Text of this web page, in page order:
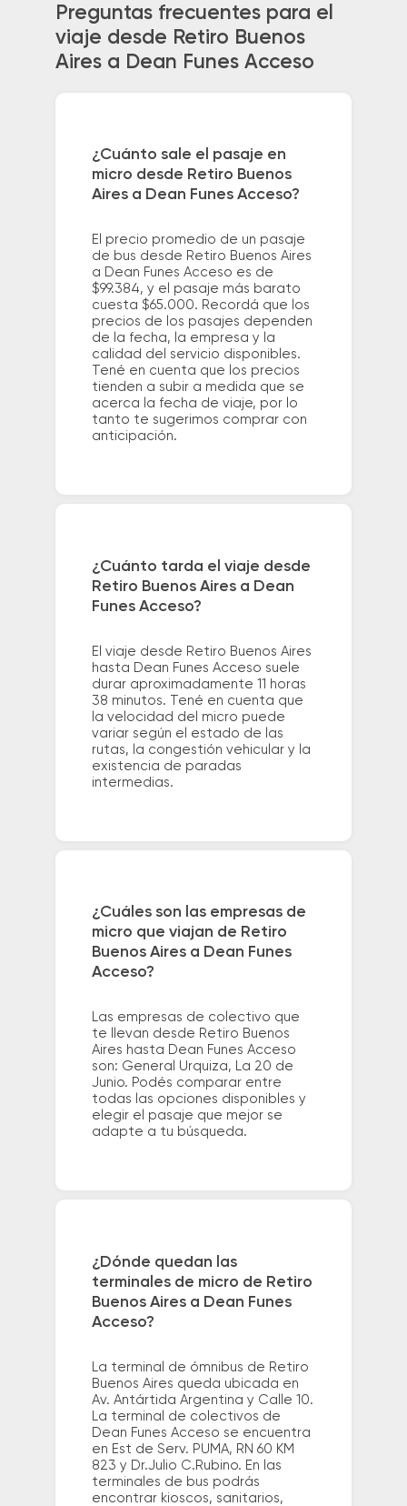
Preguntas frecuentes para el
viaje desde Retiro Buenos
Aires a Dean Funes Acceso
¿Cuánto sale el pasaje en
micro desde Retiro Buenos
Aires a Dean Funes Acceso?
El precio promedio de un pasaje
de bus desde Retiro Buenos Aires
a Dean Funes Acceso es de
$99.384, y el pasaje más barato
cuesta $65.000. Recordá que los
precios de los pasajes dependen
de la fecha, la empresa y la
calidad del servicio disponibles.
Tené en cuenta que los precios
tienden a subir a medida que se
acerca la fecha de viaje, por lo
tanto te sugerimos comprar con
anticipación.
¿Cuánto tarda el viaje desde
Retiro Buenos Aires a Dean
Funes Acceso?
El viaje desde Retiro Buenos Aires
hasta Dean Funes Acceso suele
durar aproximadamente 11 horas
38 minutos. Tené en cuenta que
la velocidad del micro puede
variar según el estado de las
rutas, la congestión vehicular y la
existencia de paradas
intermedias.
¿Cuáles son las empresas de
micro que viajan de Retiro
Buenos Aires a Dean Funes
Acceso?
Las empresas de colectivo que
te llevan desde Retiro Buenos
Aires hasta Dean Funes Acceso
son: General Urquiza, La 20 de
Junio. Podés comparar entre
todas las opciones disponibles y
elegir el pasaje que mejor se
adapte a tu búsqueda.
¿Dónde quedan las
terminales de micro de Retiro
Buenos Aires a Dean Funes
Acceso?
La terminal de ómnibus de Retiro
Buenos Aires queda ubicada en
Av. Antártida Argentina y Calle 10.
La terminal de colectivos de
Dean Funes Acceso se encuentra
en Est de Serv. PUMA, RN 60 KM
823 y Dr.Julio C.Rubino. En las
terminales de bus podrás
encontrar kioscos, sanitarios,